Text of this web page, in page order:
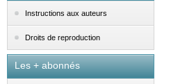
Instructions aux auteurs
Droits de reproduction
Les + abonnés